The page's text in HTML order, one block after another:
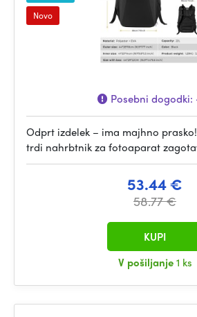
Novo
Posebni dogodki:
Odprt izdelek – ima majhno
trdi nahrbtnik za fotoaparat
53.44 €
58.77 €
V pošiljanje1 ks
KUPI